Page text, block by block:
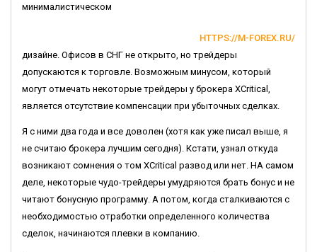
минималистическом
HTTPS://M-FOREX.RU/
дизайне. Офисов в СНГ не открыто, но трейдеры
допускаются к торговле. Возможным минусом, который
могут отмечать некоторые трейдеры у брокера XCritical,
является отсутствие компенсации при убыточных сделках.
Я с ними два года и все доволен (хотя как уже писал выше, я
не считаю брокера лучшим сегодня). Кстати, узнал откуда
возникают сомнения о том XCritical развод или нет. НА самом
деле, некоторые чудо-трейдеры умудряются брать бонус и не
читают бонусную программу. А потом, когда сталкиваются с
необходимостью отработки определенного количества
сделок, начинаются плевки в компанию.